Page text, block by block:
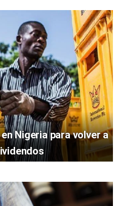
Nigeria para volver a